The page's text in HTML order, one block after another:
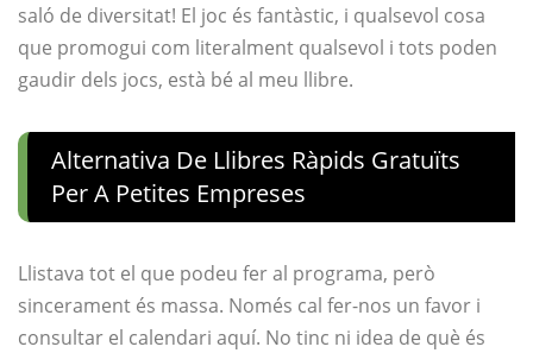
saló de diversitat! El joc és fantàstic, i qualsevol cosa
que promogui com literalment qualsevol i tots poden
gaudir dels jocs, està bé al meu llibre.
Alternativa De Llibres Ràpids Gratuïts
Per A Petites Empreses
Llistava tot el que podeu fer al programa, però
sincerament és massa. Només cal fer-nos un favor i
consultar el calendari aquí. No tinc ni idea de què és